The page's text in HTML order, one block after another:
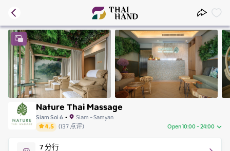
Nature Thai Massage
Siam Soi 6 • Siam - Samyan
4.5 (137点评) Open 10:00 - 24:00
Sunday 10:00 - 24:00
7分行